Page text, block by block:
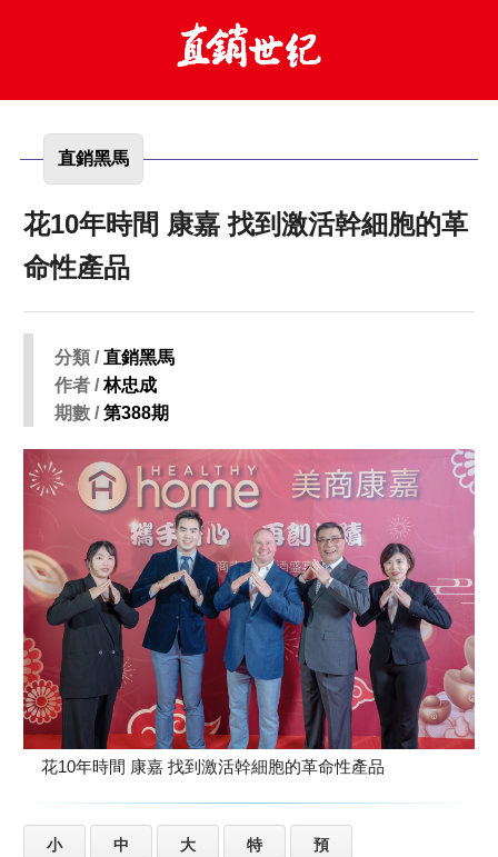
直銷黑馬
花10年時間 康嘉 找到激活幹細胞的革
命性產品
分類 /直銷黑馬
作者 /林忠成
期數 /第388期
花10年時間 康嘉 找到激活幹細胞的革命性產品
小 中 大 特 預